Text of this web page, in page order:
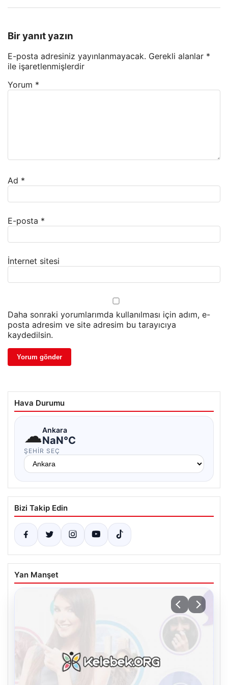
Bir yanıt yazın
E-posta adresiniz yayınlanmayacak. Gerekli alanlar *
ile işaretlenmişlerdir
Yorum *
Ad *
E-posta *
İnternet sitesi
Daha sonraki yorumlarımda kullanılması için adım, e-
posta adresim ve site adresim bu tarayıcıya
kaydedilsin.
Hava Durumu
☁Ankara
NaN°C
ŞEHIR SEÇ
Bizi Takip Edin
Yan Manşet